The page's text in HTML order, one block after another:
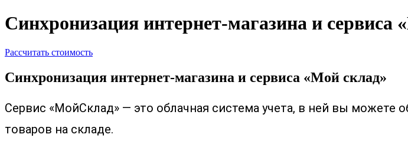
Синхронизация интернет‑магазина и сервиса
Рассчитать стоимость
Синхронизация интернет-магазина и сервиса «Мой склад»
Сервис «МойСклад» — это облачная система учета, в ней вы можете
товаров на складе.